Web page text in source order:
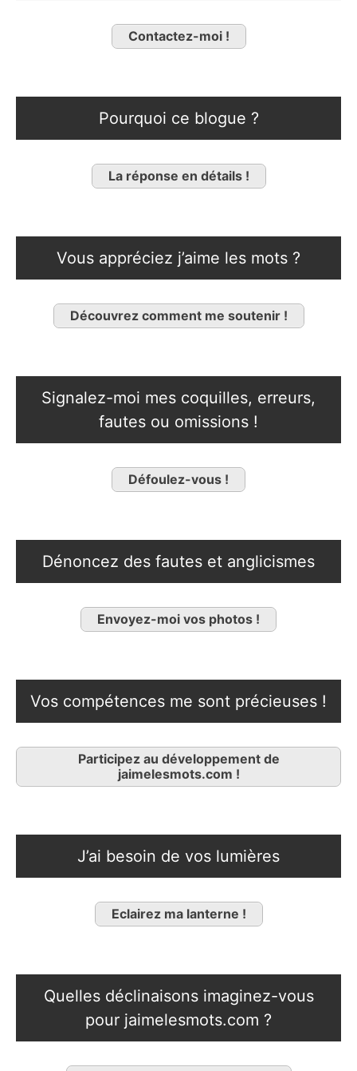
Contactez-moi !
Pourquoi ce blogue ?
La réponse en détails !
Vous appréciez j’aime les mots ?
Découvrez comment me soutenir !
Signalez-moi mes coquilles, erreurs,
fautes ou omissions !
Défoulez-vous !
Dénoncez des fautes et anglicismes
Envoyez-moi vos photos !
Vos compétences me sont précieuses !
Participez au développement de
jaimelesmots.com !
J’ai besoin de vos lumières
Eclairez ma lanterne !
Quelles déclinaisons imaginez-vous
pour jaimelesmots.com ?